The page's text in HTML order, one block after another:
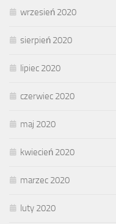
wrzesień 2020
sierpień 2020
lipiec 2020
czerwiec 2020
maj 2020
kwiecień 2020
marzec 2020
luty 2020